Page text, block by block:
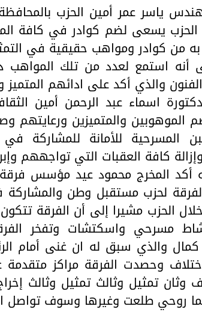
ياسر عمر أمين الحزب
الحزب يسعى لضم كوادر في كافة
به من كوادر ومواهب حقيقية في
أنه استمع لعدد من تلك المواهب
والذي أكد على ادائهم
اسماء عبد الرحمن أمين
والمتميزين ورعايتهم
المسرحية للأمانة للمشاركة
كافة العقبات التي تواجههم
أكد المخرج محمود عيد مؤسس فرقة
لحزب مستقبل وطن
مسرحي واسكتشات وتفخر
والذي سبق له ان غنى أمام
وحصدت الفرقة مراكز
وثان تمثيل وثالث تمثيل وثالث
روحي طلعت وغيرها وسوف تواصل